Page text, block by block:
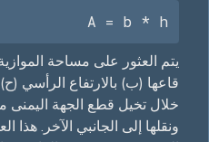
A = b * h
يتم العثور على مساحة
قاعها (ب) بالارتفاع الرأسي
خلال تخيل قطع الجهة اليمنى
ونقلها إلى الجانبي الآخر. هذا